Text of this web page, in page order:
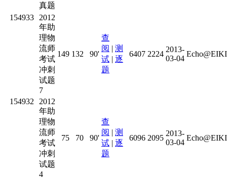
真题
154933
2012
年助
理物
流师
考试
冲刺
试题
7
149 132 90'
查
阅 | 测
试 | 逐
题
6407 2224
2013-
03-04
154932
2012
年助
理物
流师
考试
冲刺
试题
4
75 70 90'
查
阅 | 测
试 | 逐
题
6096 2095
2013-
03-04